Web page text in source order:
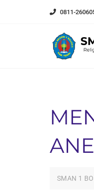
0811-
SMAN 1